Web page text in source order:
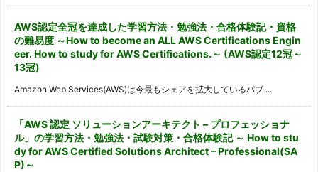
AWS認定全冠を達成した学習方法・勉強法・合格体験記・資格
の難易度 ～How to become an ALL AWS Certifications Engin
eer. How to study for AWS Certifications.～ (AWS認定12冠～
13冠)
Amazon Web Services(AWS)は今最もシェアを拡大しているパブ ...
「AWS 認定 ソリューションアーキテクト – プロフェッショナ
ル」の学習方法・勉強法・試験対策・合格体験記 ～ How to stu
dy for AWS Certified Solutions Architect – Professional(SA
P)～